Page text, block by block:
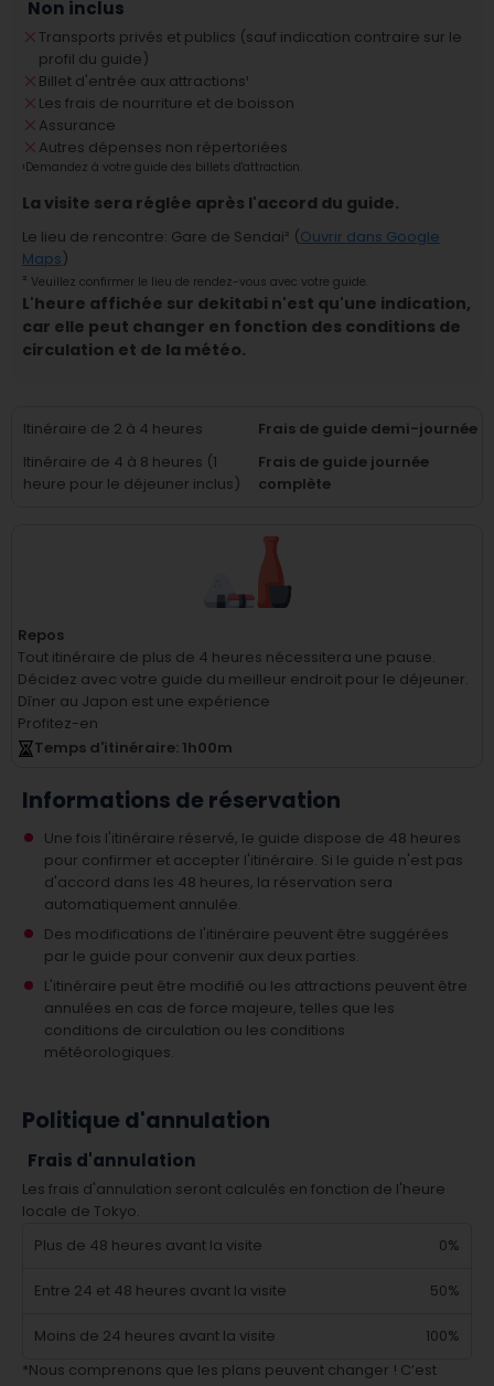
Non inclus
Transports privés et publics (sauf indication contraire sur le
profil du guide)
Billet d'entrée aux attractions¹
Les frais de nourriture et de boisson
Assurance
Autres dépenses non répertoriées
¹Demandez à votre guide des billets d'attraction.
La visite sera réglée après l'accord du guide.
Le lieu de rencontre: Gare de Sendai² (Ouvrir dans Google
Maps)
² Veuillez confirmer le lieu de rendez-vous avec votre guide.
L'heure affichée sur dekitabi n'est qu'une indication,
car elle peut changer en fonction des conditions de
circulation et de la météo.
Itinéraire de 2 à 4 heures
Frais de guide demi-journée
Itinéraire de 4 à 8 heures (1
heure pour le déjeuner inclus)
Frais de guide journée
complète
Repos
Tout itinéraire de plus de 4 heures nécessitera une pause.
Décidez avec votre guide du meilleur endroit pour le déjeuner.
Dîner au Japon est une expérience
Profitez-en
Temps d'itinéraire: 1h00m
Informations de réservation
Une fois l'itinéraire réservé, le guide dispose de 48 heures
pour confirmer et accepter l'itinéraire. Si le guide n'est pas
d'accord dans les 48 heures, la réservation sera
automatiquement annulée.
Des modifications de l'itinéraire peuvent être suggérées
par le guide pour convenir aux deux parties.
L'itinéraire peut être modifié ou les attractions peuvent être
annulées en cas de force majeure, telles que les
conditions de circulation ou les conditions
météorologiques.
Politique d'annulation
Frais d'annulation
Les frais d'annulation seront calculés en fonction de l'heure
locale de Tokyo.
Plus de 48 heures avant la visite
0%
Entre 24 et 48 heures avant la visite 50%
Moins de 24 heures avant la visite
100%
*Nous comprenons que les plans peuvent changer ! C’est